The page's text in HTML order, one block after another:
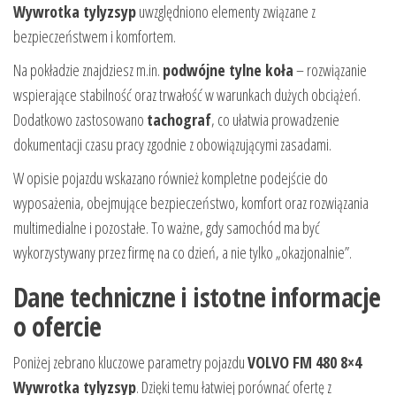
Wywrotka tylyzsypuwzględniono elementy związane z
bezpieczeństwem i komfortem.
Na pokładzie znajdziesz m.in. podwójne tylne koła– rozwiązanie
wspierające stabilność oraz trwałość w warunkach dużych obciążeń.
Dodatkowo zastosowano tachograf, co ułatwia prowadzenie
dokumentacji czasu pracy zgodnie z obowiązującymi zasadami.
W opisie pojazdu wskazano również kompletne podejście do
wyposażenia, obejmujące bezpieczeństwo, komfort oraz rozwiązania
multimedialne i pozostałe. To ważne, gdy samochód ma być
wykorzystywany przez firmę na co dzień, a nie tylko „okazjonalnie”.
Dane techniczne i istotne informacje
o ofercie
Poniżej zebrano kluczowe parametry pojazduVOLVO FM 480 8×4
Wywrotka tylyzsyp. Dzięki temu łatwiej porównać ofertę z